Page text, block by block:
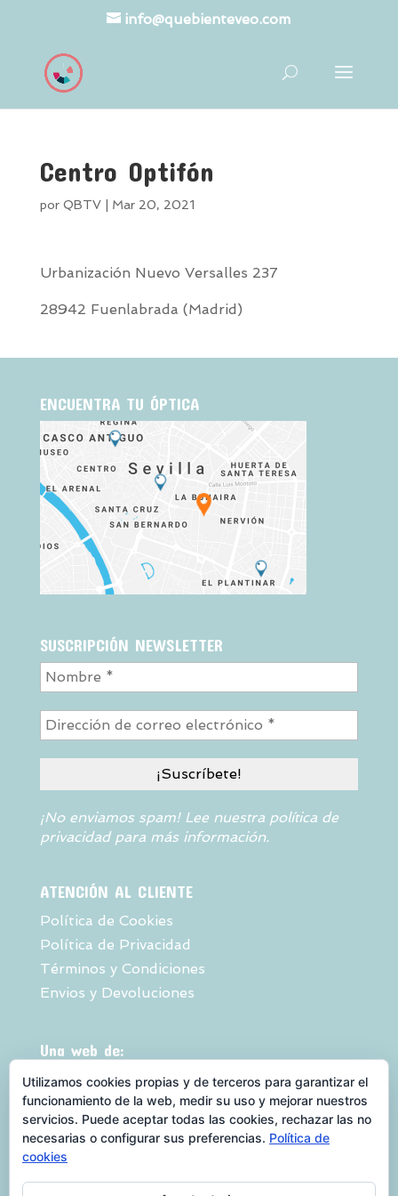
info@quebienteveo.com
Centro Optifón
por QBTV| Mar 20, 2021
Urbanización Nuevo Versalles 237
28942 Fuenlabrada (Madrid)
ENCUENTRA TU ÓPTICA
SUSCRIPCIÓN NEWSLETTER
¡No enviamos spam! Lee nuestra política de
privacidadpara más información.
ATENCIÓN AL CLIENTE
Política de Cookies
Política de Privacidad
Términos y Condiciones
Envios y Devoluciones
Una web de:
Utilizamos cookies propias y de terceros para garantizar el
funcionamiento de la web, medir su uso y mejorar nuestros
servicios. Puede aceptar todas las cookies, rechazar las no
necesarias o configurar sus preferencias. Política de
cookies